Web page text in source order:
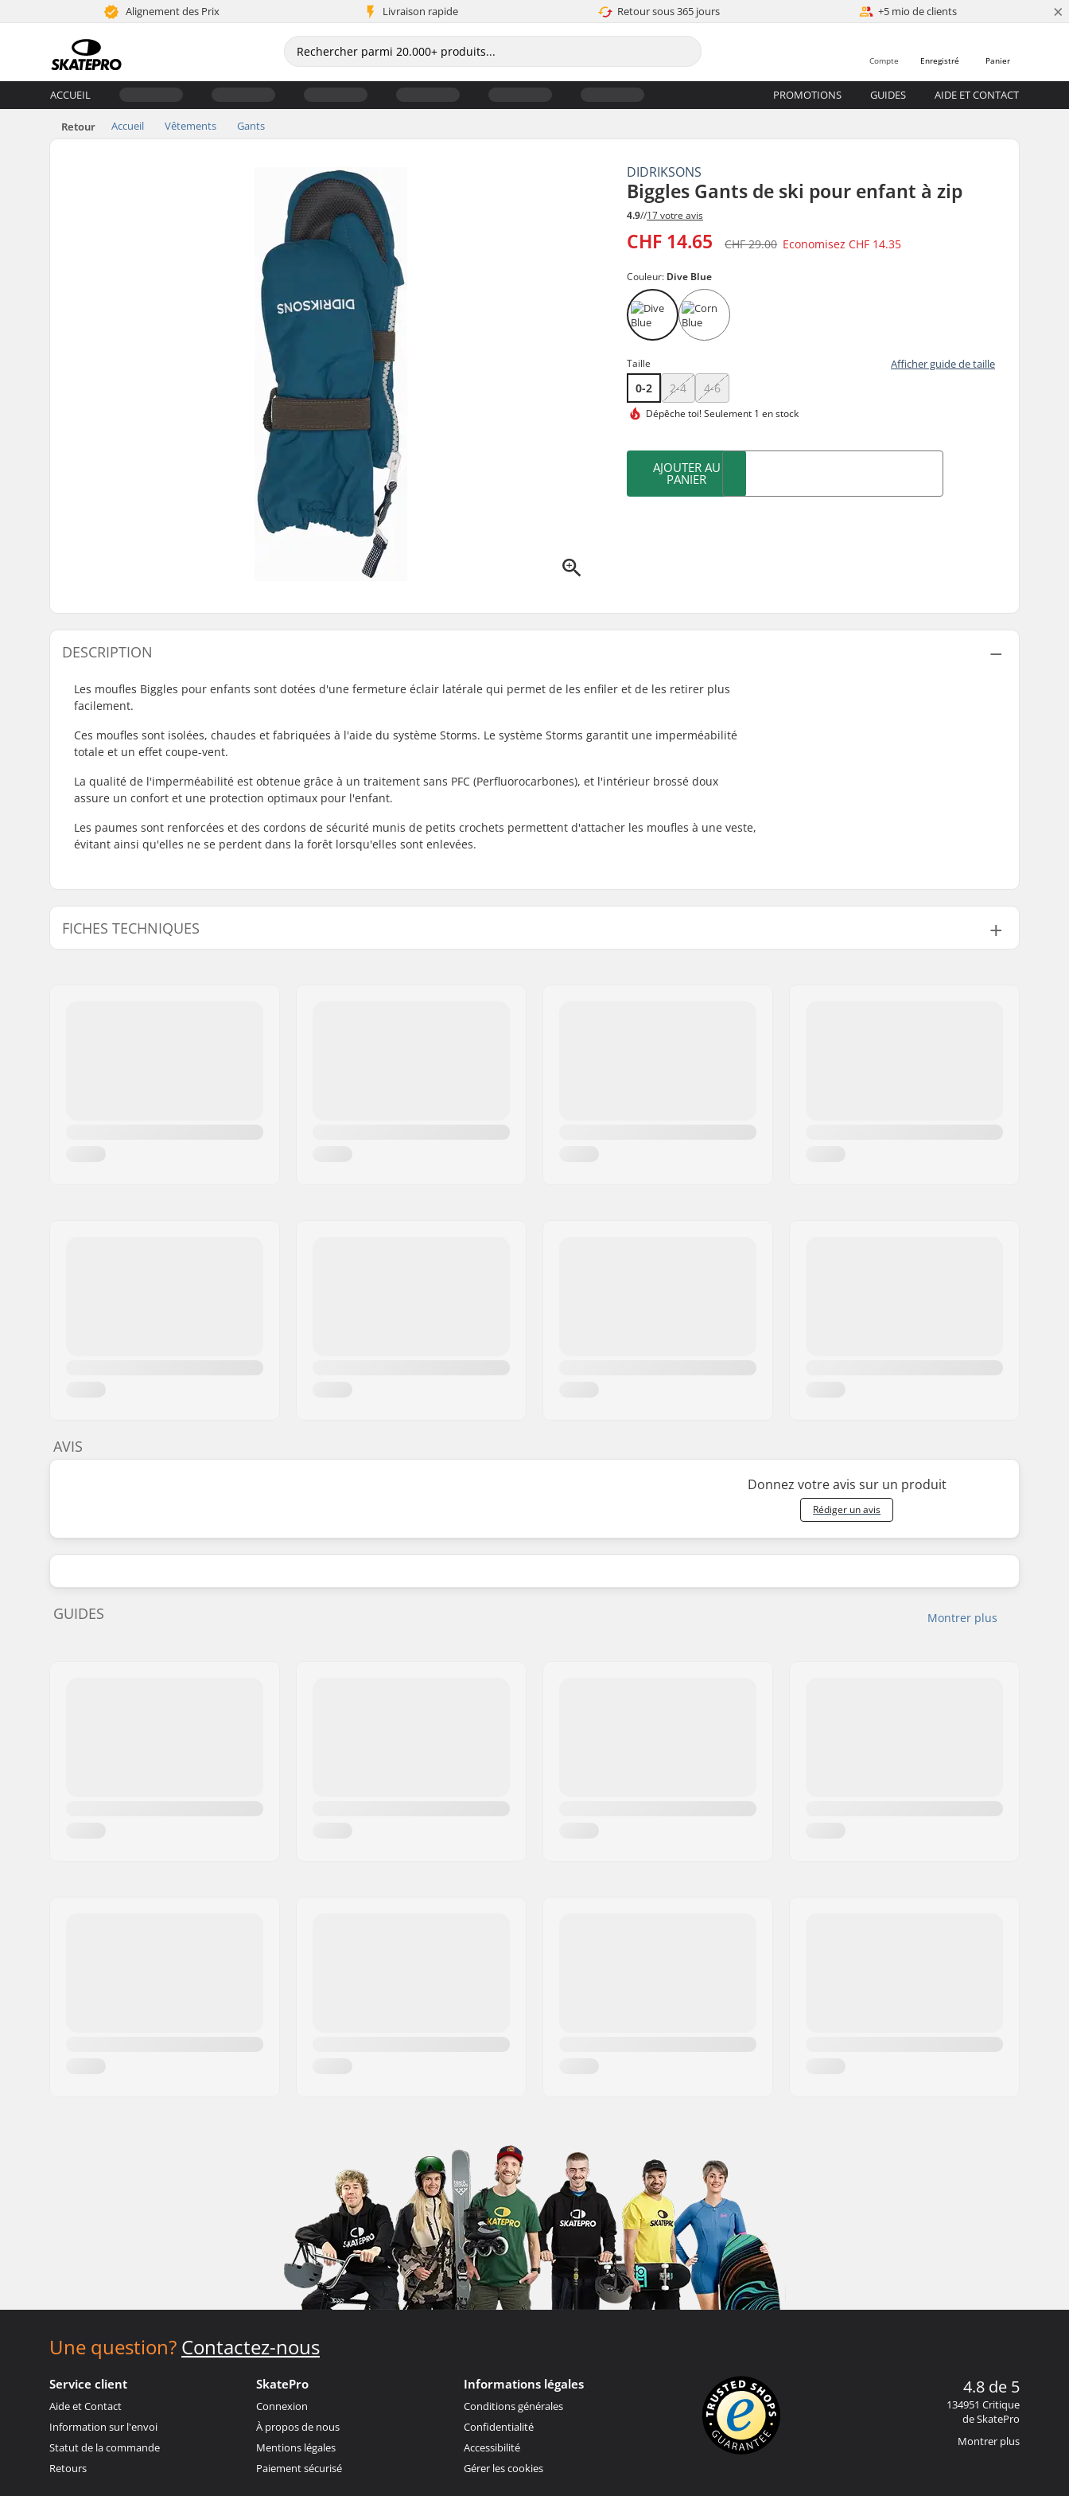
Alignement des Prix Livraison rapide Retour sous 365 jours +5 mio de clients ×
Panier
Enregistré
Compte
ACCUEIL PROMOTIONS GUIDES AIDE ET CONTACT
Retour Accueil Vêtements Gants
DIDRIKSONS
Biggles Gants de ski pour enfant à zip
4.9//17 votre avis
CHF 14.65 CHF 29.00 EconomisezCHF 14.35
Couleur: Dive Blue
Taille Afficher guide de taille
0-2 2-4 4-6
Dépêche toi!Seulement 1 en stock
AJOUTER AU
PANIER
DESCRIPTION
Les moufles Biggles pour enfants sont dotées d'une fermeture éclair latérale qui permet de les enfiler et de les retirer plus
facilement.
Ces moufles sont isolées, chaudes et fabriquées à l'aide du système Storms. Le système Storms garantit une imperméabilité
totale et un effet coupe-vent.
La qualité de l'imperméabilité est obtenue grâce à un traitement sans PFC (Perfluorocarbones), et l'intérieur brossé doux
assure un confort et une protection optimaux pour l'enfant.
Les paumes sont renforcées et des cordons de sécurité munis de petits crochets permettent d'attacher les moufles à une veste,
évitant ainsi qu'elles ne se perdent dans la forêt lorsqu'elles sont enlevées.
FICHES TECHNIQUES
AVIS
Donnez votre avis sur un produit
Rédiger un avis
Montrer plus
GUIDES
Une question? Contactez-nous
Service client
Aide et Contact
Information sur l'envoi
Statut de la commande
Retours
SkatePro
Connexion
À propos de nous
Mentions légales
Paiement sécurisé
Informations légales
Conditions générales
Confidentialité
Accessibilité
Gérer les cookies
4.8 de 5
134951 Critique
de SkatePro
Montrer plus